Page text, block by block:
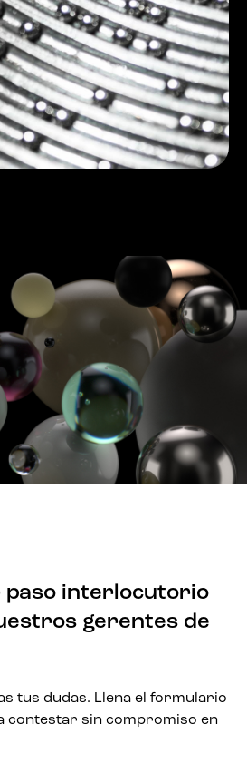
paso interlocutorio
gerentes de
tus dudas. Llena el formulario
contestar sin compromiso en